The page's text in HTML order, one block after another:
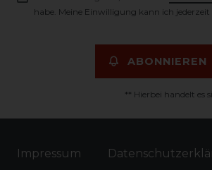
habe. Meine Einwilligung kann ich
ABONNIEREN
** Hierbei handelt es
Impressum